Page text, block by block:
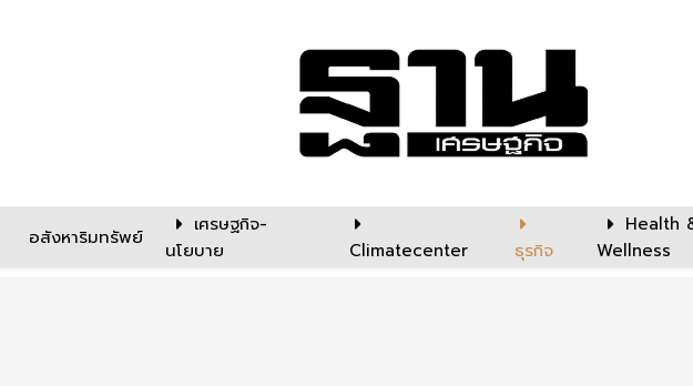
อสังหาริมทรัพย์
เศรษฐกิจ-
นโยบาย
Climatecenter ธุรกิจ
Health
Wellness